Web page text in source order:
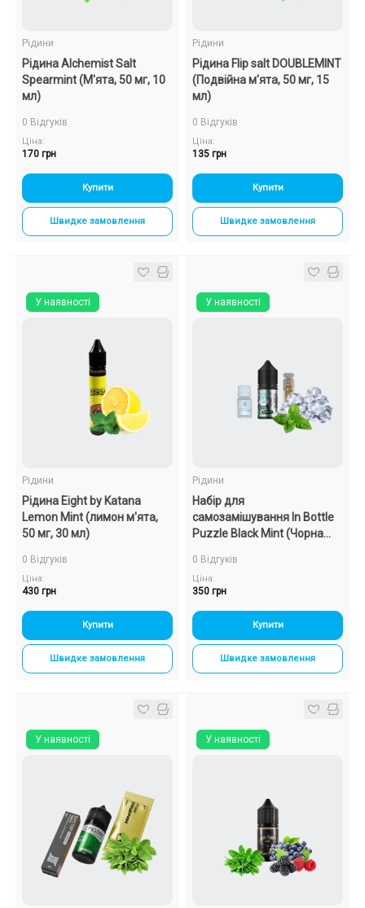
Рідини
Рідина Alchemist Salt
Spearmint (М'ята, 50 мг, 10
мл)
0 Відгуків
Ціна:
170 грн
Купити
Швидке замовлення
Рідини
Рідина Flip salt DOUBLEMINT
(Подвійна м'ята, 50 мг, 15
мл)
0 Відгуків
Ціна:
135 грн
Купити
Швидке замовлення
У наявності
Рідини
Рідина Eight by Katana
Lemon Mint (лимон м'ята,
50 мг, 30 мл)
0 Відгуків
Ціна:
430 грн
Купити
Швидке замовлення
У наявності
Рідини
Набір для
самозамішування In Bottle
Puzzle Black Mint (Чорна
0 Відгуків
Ціна:
350 грн
Купити
Швидке замовлення
У наявності У наявності